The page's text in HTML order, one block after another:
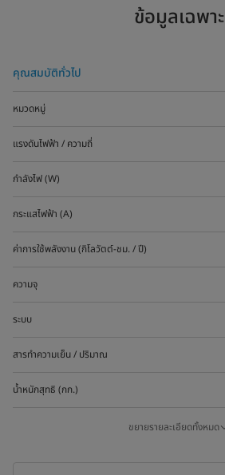
ข้อมูลเฉพาะ
คุณสมบัติทั่วไป
หมวดหมู่
แรงดันไฟฟ้า / ความถี่
กำลังไฟ (W)
กระแสไฟฟ้า (A)
ค่าการใช้พลังงาน (กิโลวัตต์-ชม. / ปี)
ความจุ
ระบบ
สารทำความเย็น / ปริมาณ
น้ำหนักสุทธิ (กก.)
ขยายรายละเอียดทั้งหมด